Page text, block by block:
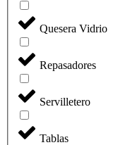
Quesera Vidrio
Repasadores
Servilletero
Tablas